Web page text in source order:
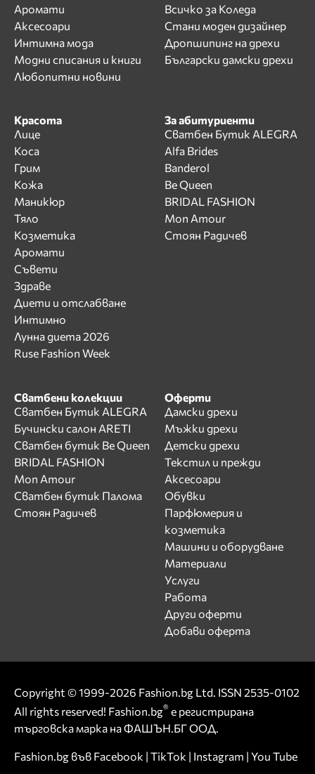
Аромати
Аксесоари
Интимна мода
Модни списания и книги
Любопитни новини
Всичко за Коледа
Стани моден дизайнер
Дропшипинг на дрехи
Български дамски дрехи
Красота
Лице
Коса
Грим
Кожа
Маникюр
Тяло
Козметика
Аромати
Съвети
Здраве
Диети и отслабване
Интимно
Лунна диета 2026
Ruse Fashion Week
За абитуриенти
Сватбен Бутик ALEGRA
Alfa Brides
Banderol
Be Queen
BRIDAL FASHION
Mon Amour
Стоян Радичев
Сватбени колекции
Сватбен Бутик ALEGRA
Бучински салон ARETI
Сватбен бутик Be Queen
BRIDAL FASHION
Mon Amour
Сватбен бутик Палома
Стоян Радичев
Оферти
Дамски дрехи
Мъжки дрехи
Детски дрехи
Текстил и прежди
Аксесоари
Обувки
Парфюмерия и
козметика
Машини и оборудване
Материали
Услуги
Работа
Други оферти
Добави оферта
Copyright © 1999-2026 Fashion.bg Ltd. ISSN 2535-0102
All rights reserved! Fashion.bg® е регистрирана
търговска марка на ФАШЪН.БГ ООД.
Fashion.bg във Facebook | TikTok | Instagram | You Tube